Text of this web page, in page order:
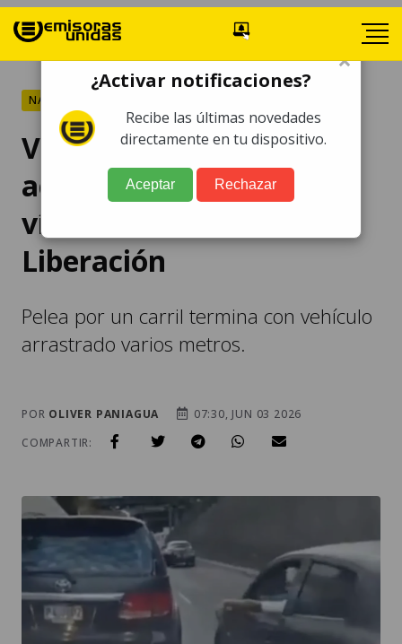
NACIONALES
Video capta violento
accidente por disputa de
vía en el bulevar
Liberación
Pelea por un carril termina con vehículo
arrastrado varios metros.
POR OLIVER PANIAGUA
07:30, JUN 03 2026
COMPARTIR:
×
¿Activar notificaciones?
Recibe las últimas novedades
directamente en tu dispositivo.
Aceptar Rechazar